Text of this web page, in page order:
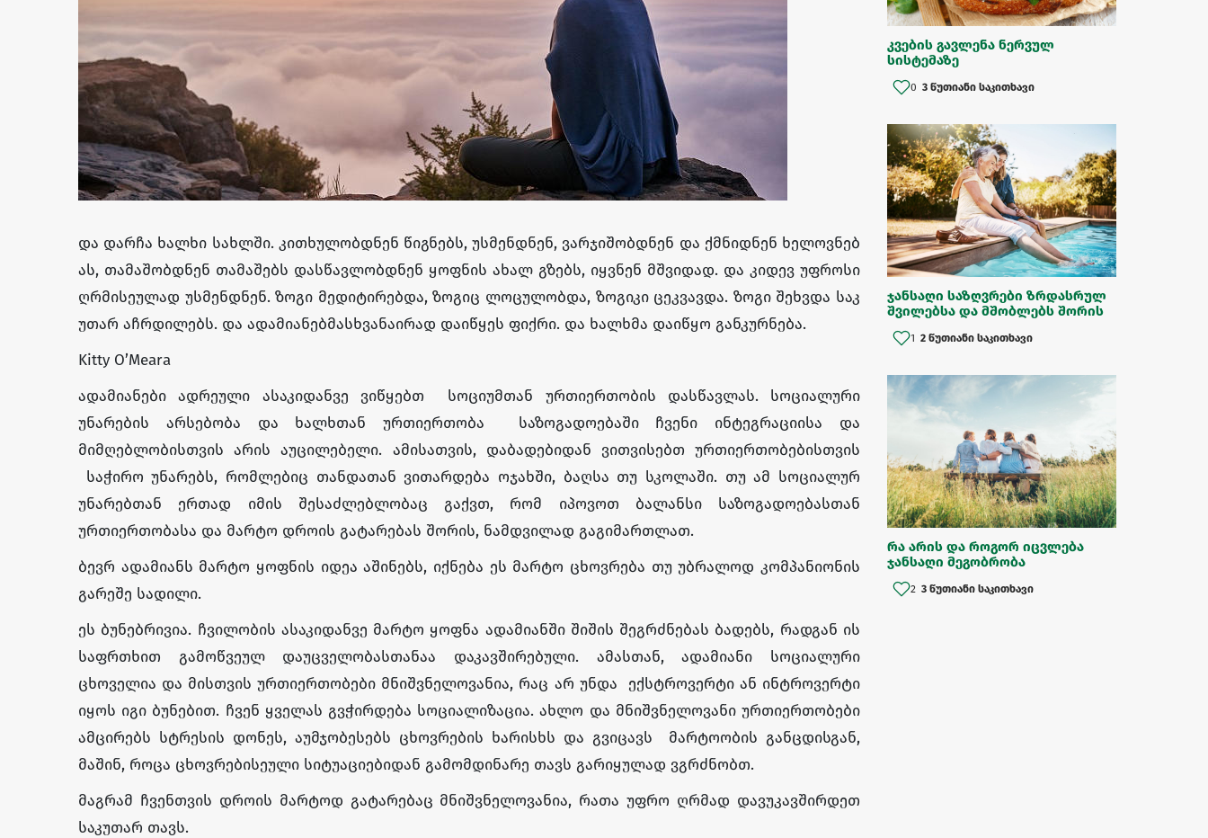
და დარჩა ხალხი სახლში. კითხულობდნენ წიგნებს,უსმენდნენ, ვარჯიშობდნენ და ქმნიდნენ ხელოვნებ
ას, თამაშობდნენ თამაშებს დასწავლობდნენ ყოფნის ახალ გზებს, იყვნენ მშვიდად. და კიდევ უფროსი
ღრმისეულად უსმენდნენ.ზოგი მედიტირებდა,ზოგიც ლოცულობდა, ზოგიკი ცეკვავდა. ზოგი შეხვდა საკ
უთარ აჩრდილებს. და ადამიანებმასხვანაირად დაიწყეს ფიქრი. და ხალხმა დაიწყო განკურნება.
Kitty O’Meara
ადამიანები ადრეული ასაკიდანვე ვიწყებთ სოციუმთან ურთიერთობის დასწავლას. სოციალური
უნარების არსებობა და ხალხთან ურთიერთობა საზოგადოებაში ჩვენი ინტეგრაციისა და
მიმღებლობისთვის არის აუცილებელი. ამისათვის, დაბადებიდან ვითვისებთ ურთიერთობებისთვის
საჭირო უნარებს, რომლებიც თანდათან ვითარდება ოჯახში, ბაღსა თუ სკოლაში. თუ ამ სოციალურ
უნარებთან ერთად იმის შესაძლებლობაც გაქვთ, რომ იპოვოთ ბალანსი საზოგადოებასთან
ურთიერთობასა და მარტო დროის გატარებას შორის, ნამდვილად გაგიმართლათ.
ბევრ ადამიანს მარტო ყოფნის იდეა აშინებს, იქნება ეს მარტო ცხოვრება თუ უბრალოდ კომპანიონის
გარეშე სადილი.
ეს ბუნებრივია. ჩვილობის ასაკიდანვე მარტო ყოფნა ადამიანში შიშის შეგრძნებას ბადებს, რადგან ის
საფრთხით გამოწვეულ დაუცველობასთანაა დაკავშირებული. ამასთან, ადამიანი სოციალური
ცხოველია და მისთვის ურთიერთობები მნიშვნელოვანია, რაც არ უნდა ექსტროვერტი ან ინტროვერტი
იყოს იგი ბუნებით. ჩვენ ყველას გვჭირდება სოციალიზაცია. ახლო და მნიშვნელოვანი ურთიერთობები
ამცირებს სტრესის დონეს, აუმჯობესებს ცხოვრების ხარისხს და გვიცავს მარტოობის განცდისგან,
მაშინ, როცა ცხოვრებისეული სიტუაციებიდან გამომდინარე თავს გარიყულად ვგრძნობთ.
მაგრამ ჩვენთვის დროის მარტოდ გატარებაც მნიშვნელოვანია, რათა უფრო ღრმად დავუკავშირდეთ
საკუთარ თავს.
კვების გავლენა ნერვულ
სისტემაზე
0 3 წუთიანი საკითხავი
ჯანსაღი საზღვრები ზრდასრულ
შვილებსა და მშობლებს შორის
1 2 წუთიანი საკითხავი
რა არის და როგორ იცვლება
ჯანსაღი მეგობრობა
2 3 წუთიანი საკითხავი